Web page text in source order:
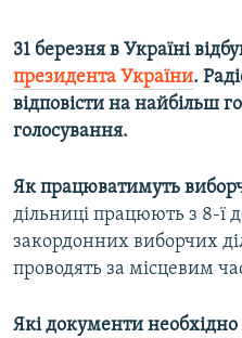
31 березня в Україні
президента України.
відповісти на найбільш
голосування.
Як працюватимуть
дільниці працюють з 8-ї
закордонних виборчих
проводять за місцевим
Які документи необхідно